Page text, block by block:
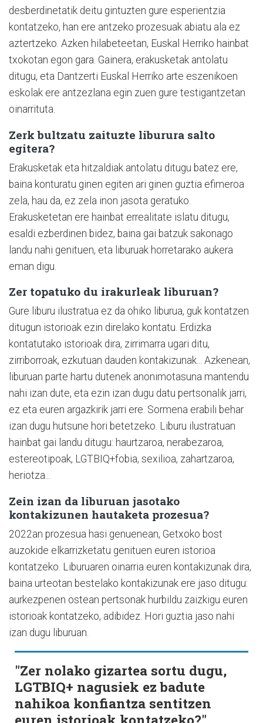
desberdinetatik deitu gintuzten gure esperientzia
kontatzeko, han ere antzeko prozesuak abiatu ala ez
aztertzeko. Azken hilabeteetan, Euskal Herriko hainbat
txokotan egon gara. Gainera, erakusketak antolatu
ditugu, eta Dantzerti Euskal Herriko arte eszenikoen
eskolak ere antzezlana egin zuen gure testigantzetan
oinarrituta.
Zerk bultzatu zaituzte liburura salto
egitera?
Erakusketak eta hitzaldiak antolatu ditugu batez ere,
baina konturatu ginen egiten ari ginen guztia efimeroa
zela, hau da, ez zela inon jasota geratuko.
Erakusketetan ere hainbat errealitate islatu ditugu,
esaldi ezberdinen bidez, baina gai batzuk sakonago
landu nahi genituen, eta liburuak horretarako aukera
eman digu.
Zer topatuko du irakurleak liburuan?
Gure liburu ilustratua ez da ohiko liburua, guk kontatzen
ditugun istorioak ezin direlako kontatu. Erdizka
kontatutako istorioak dira, zirrimarra ugari ditu,
zirriborroak, ezkutuan dauden kontakizunak... Azkenean,
liburuan parte hartu dutenek anonimotasuna mantendu
nahi izan dute, eta ezin izan dugu datu pertsonalik jarri,
ez eta euren argazkirik jarri ere. Sormena erabili behar
izan dugu hutsune hori betetzeko. Liburu ilustratuan
hainbat gai landu ditugu: haurtzaroa, nerabezaroa,
estereotipoak, LGTBIQ+fobia, sexilioa, zahartzaroa,
heriotza...
Zein izan da liburuan jasotako
kontakizunen hautaketa prozesua?
2022an prozesua hasi genuenean, Getxoko bost
auzokide elkarrizketatu genituen euren istorioa
kontatzeko. Liburuaren oinarria euren kontakizunak dira,
baina urteotan bestelako kontakizunak ere jaso ditugu:
aurkezpenen ostean pertsonak hurbildu zaizkigu euren
istorioak kontatzeko, adibidez. Hori guztia jaso nahi
izan dugu liburuan.
"Zer nolako gizartea sortu dugu,
LGTBIQ+ nagusiek ez badute
nahikoa konfiantza sentitzen